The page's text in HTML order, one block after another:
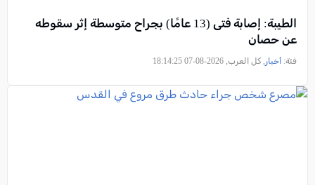
الطيبة: إصابة فتى (13 عامًا) بجراح متوسطة إثر سقوطه
عن حصان
فئة: أخبار , كل العرب, 2026-08-07 18:14:25